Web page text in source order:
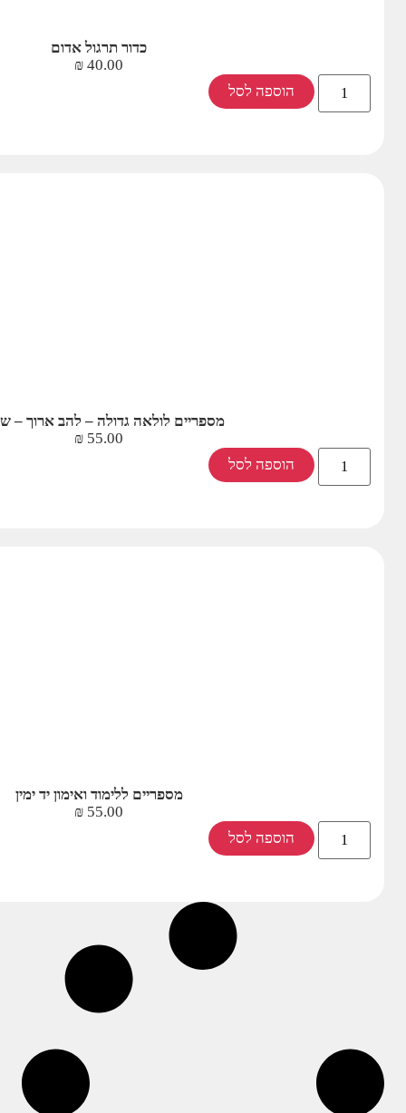
כדור תרגול אדום
40.00
₪
הוספה לסל
מספריים לולאה גדולה – להב ארוך –
55.00
₪
הוספה לסל
מספריים ללימוד ואימון יד ימין
55.00
₪
הוספה לסל